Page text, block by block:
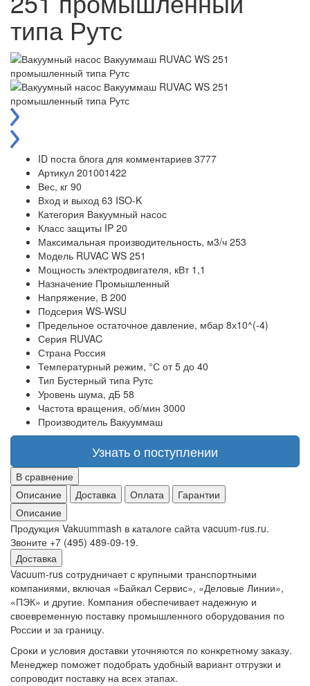
типа Рутс
ID поста блога для комментариев 3777
Артикул 201001422
Вес, кг 90
Вход и выход 63 ISO-K
Категория Вакуумный насос
Класс защиты IP 20
Максимальная производительность, м3/ч 253
Модель RUVAC WS 251
Мощность электродвигателя, кВт 1,1
Назначение Промышленный
Напряжение, В 200
Подсерия WS-WSU
Предельное остаточное давление, мбар 8х10^(-4)
Серия RUVAC
Страна Россия
Температурный режим, °С от 5 до 40
Тип Бустерный типа Рутс
Уровень шума, дБ 58
Частота вращения, об/мин 3000
Производитель Вакууммаш
Узнать о поступлении
В сравнение
Описание
Доставка Оплата
Гарантии
Описание
Продукция Vakuummash в каталоге сайта vacuum-rus.ru.
Звоните +7 (495) 489-09-19.
Доставка
Vacuum-rus сотрудничает с крупными транспортными
компаниями, включая «Байкал Сервис», «Деловые Линии»,
«ПЭК» и другие. Компания обеспечивает надежную и
своевременную поставку промышленного оборудования по
России и за границу.
Сроки и условия доставки уточняются по конкретному заказу.
Менеджер поможет подобрать удобный вариант отгрузки и
сопроводит поставку на всех этапах.